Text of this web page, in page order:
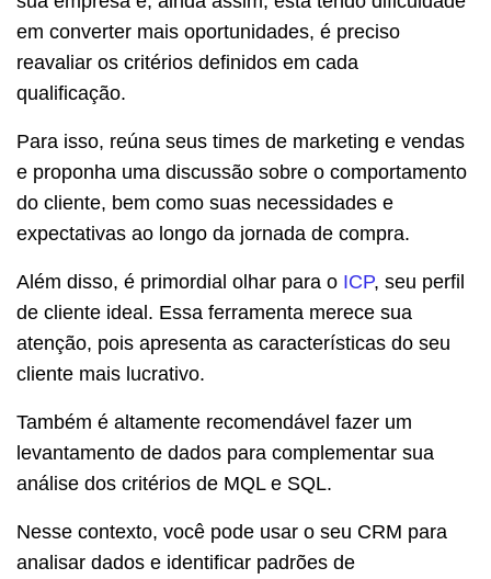
em converter mais oportunidades, é preciso
reavaliar os critérios definidos em cada
qualificação.
Para isso, reúna seus times de marketing e vendas
e proponha uma discussão sobre o comportamento
do cliente, bem como suas necessidades e
expectativas ao longo da jornada de compra.
Além disso, é primordial olhar para o ICP, seu perfil
de cliente ideal. Essa ferramenta merece sua
atenção, pois apresenta as características do seu
cliente mais lucrativo.
Também é altamente recomendável fazer um
levantamento de dados para complementar sua
análise dos critérios de MQL e SQL.
Nesse contexto, você pode usar o seu CRM para
analisar dados e identificar padrões de